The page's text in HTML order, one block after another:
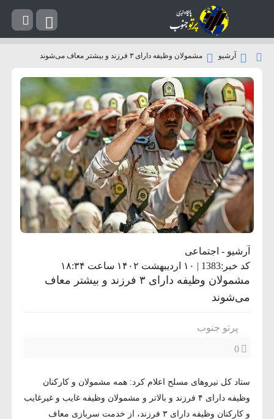
آرشیو مشمولان وظیفه دارای ۳ فرزند و بیشتر معاف می‌شوند
آرشیو - اجتماعی
کد خبر:1383 | ۱۰ اردیبهشت ۱۴۰۲ ساعت ۱۸:۳۴
مشمولان وظیفه دارای ۳ فرزند و بیشتر معاف
می‌شوند
پرتو جنوب
0
ستاد کل نیروهای مسلح اعلام کرد: همه مشمولان و کارکنان
وظیفه دارای ۴ فرزند و بالاتر و مشمولان وظیفه غایب و غیرغایب
و کارکنان وظیفه دارای ۳ فرزند، از خدمت سربازی معاف